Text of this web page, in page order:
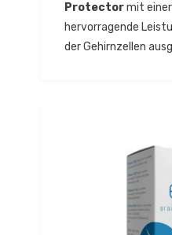
Protectormit einer
hervorragende
der Gehirnzellen